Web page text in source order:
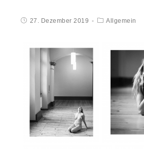
27. Dezember 2019 Allgemein